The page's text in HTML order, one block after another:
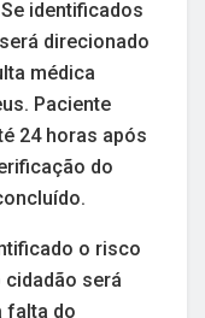
identificados
direcionado
médica
Paciente
24 horas após
do
o risco
cidadão será
falta do